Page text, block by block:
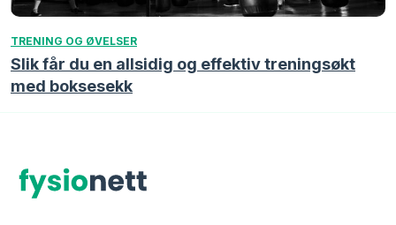
TRENING OG ØVELSER
Slik får du en allsidig og effektiv treningsøkt
med boksesekk